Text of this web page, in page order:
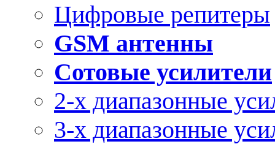
Цифровые репитеры
GSM антенны
Сотовые усилители
2-х диапазонные
3-х диапазонные